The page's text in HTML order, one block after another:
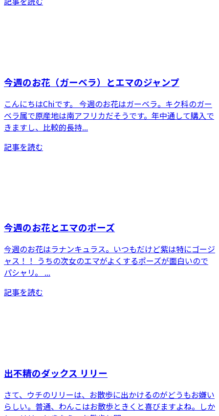
今週のお花（ガーベラ）とエマのジャンプ
こんにちはChiです。 今週のお花はガーベラ。キク科のガー
ベラ属で原産地は南アフリカだそうです。年中通して購入で
きますし、比較的長持...
記事を読む
今週のお花とエマのポーズ
今週のお花はラナンキュラス。いつもだけど紫は特にゴージ
ャス！！ うちの次女のエマがよくするポーズが面白いので
パシャリ。 ...
記事を読む
出不精のダックス リリー
さて、ウチのリリーは、お散歩に出かけるのがどうもお嫌い
らしい。普通、わんこはお散歩ときくと喜びますよね。しか